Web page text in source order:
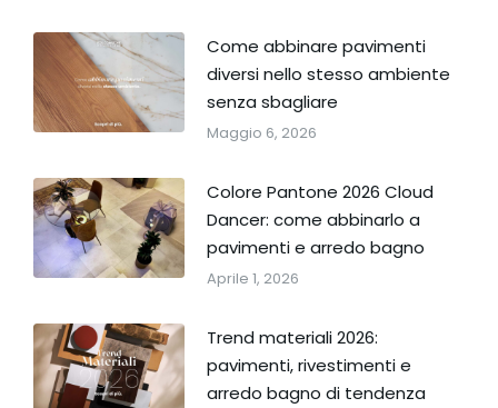
Come abbinare pavimenti
diversi nello stesso ambiente
senza sbagliare
Maggio 6, 2026
Colore Pantone 2026 Cloud
Dancer: come abbinarlo a
pavimenti e arredo bagno
Aprile 1, 2026
Trend materiali 2026:
pavimenti, rivestimenti e
arredo bagno di tendenza